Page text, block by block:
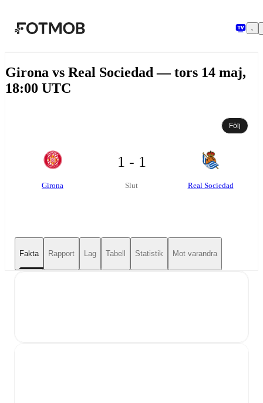
Girona vs Real Sociedad — tors 14 maj,
18:00 UTC
Följ
Girona
1 - 1
Slut Real Sociedad
Fakta Rapport Lag Tabell Statistik Mot varandra